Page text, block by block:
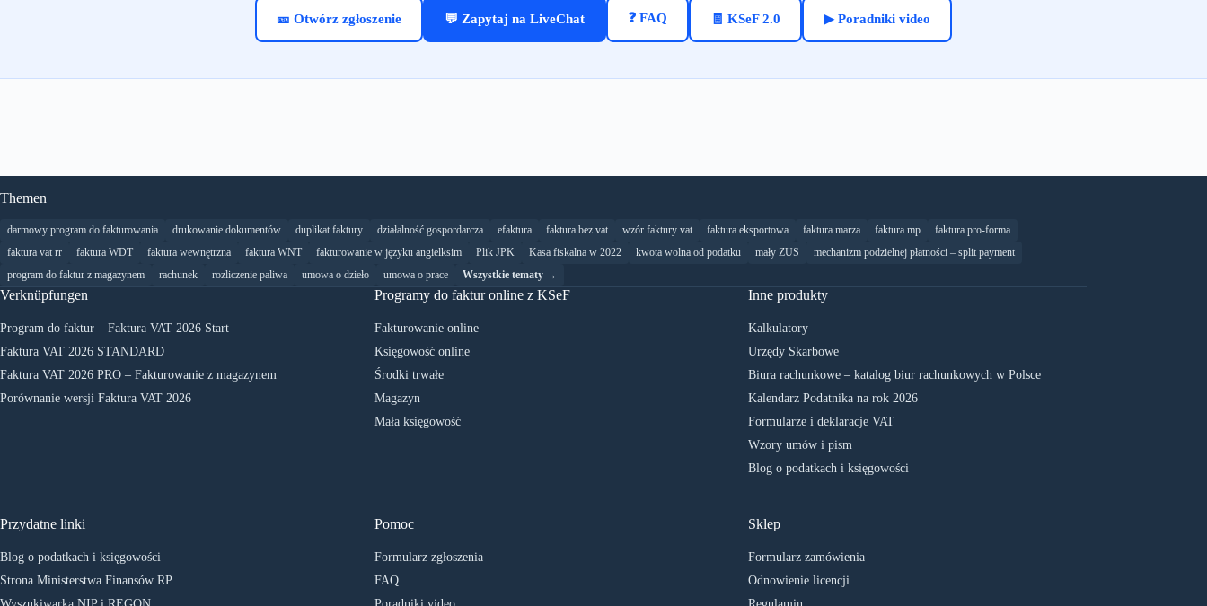
🎫 Otwórz zgłoszenie 💬 Zapytaj na LiveChat ❓ FAQ 🧾 KSeF 2.0 ▶ Poradniki video
Themen
darmowy program do fakturowania drukowanie dokumentów duplikat faktury działalność gospordarcza efaktura faktura bez vat wzór faktury vat faktura eksportowa faktura marza faktura mp
faktura pro-forma
faktura vat rr
faktura WDT faktura wewnętrzna faktura WNT fakturowanie w języku angielksim Plik JPK Kasa fiskalna w 2022 kwota wolna od podatku mały ZUS
mechanizm podzielnej płatności – split payment
program do faktur z magazynem
rachunek rozliczenie paliwa umowa o dzieło umowa o prace Wszystkie tematy →
Verknüpfungen
Program do faktur – Faktura VAT 2026 Start
Faktura VAT 2026 STANDARD
Faktura VAT 2026 PRO – Fakturowanie z magazynem
Porównanie wersji Faktura VAT 2026
Programy do faktur online z KSeF
Fakturowanie online
Księgowość online
Środki trwałe
Magazyn
Mała księgowość
Inne produkty
Kalkulatory
Urzędy Skarbowe
Biura rachunkowe – katalog biur rachunkowych w Polsce
Kalendarz Podatnika na rok 2026
Formularze i deklaracje VAT
Wzory umów i pism
Blog o podatkach i księgowości
Sklep
Formularz zamówienia
Odnowienie licencji
Przydatne linki
Blog o podatkach i księgowości
Strona Ministerstwa Finansów RP
Pomoc
Formularz zgłoszenia
FAQ